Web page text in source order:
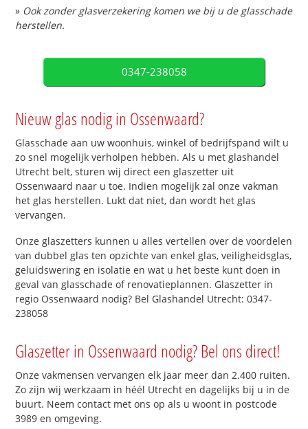
» Ook zonder glasverzekering komen we bij u de glasschade
herstellen.
0347-238058
Nieuw glas nodig in Ossenwaard?
Glasschade aan uw woonhuis, winkel of bedrijfspand wilt u
zo snel mogelijk verholpen hebben. Als u met glashandel
Utrecht belt, sturen wij direct een glaszetter uit
Ossenwaard naar u toe. Indien mogelijk zal onze vakman
het glas herstellen. Lukt dat niet, dan wordt het glas
vervangen.
Onze glaszetters kunnen u alles vertellen over de voordelen
van dubbel glas ten opzichte van enkel glas, veiligheidsglas,
geluidswering en isolatie en wat u het beste kunt doen in
geval van glasschade of renovatieplannen. Glaszetter in
regio Ossenwaard nodig? Bel Glashandel Utrecht: 0347-
238058
Glaszetter in Ossenwaard nodig? Bel ons direct!
Onze vakmensen vervangen elk jaar meer dan 2.400 ruiten.
Zo zijn wij werkzaam in héél Utrecht en dagelijks bij u in de
buurt. Neem contact met ons op als u woont in postcode
3989 en omgeving.